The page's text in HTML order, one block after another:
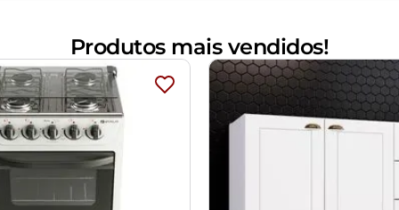
Produtos mais vendidos!